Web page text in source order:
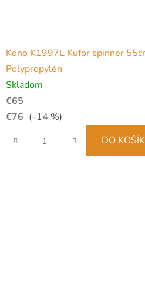
Kono K1997L Kufor spinner
Polypropylén
Skladom
€65
€76 (–14 %)
DO